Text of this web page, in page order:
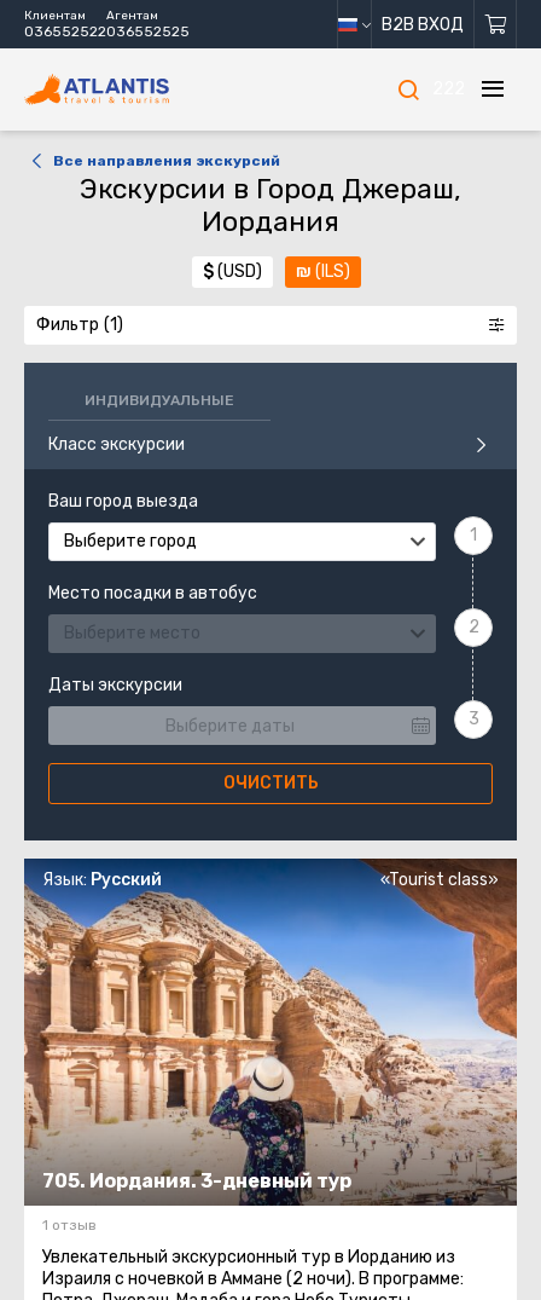
Клиентам
036552522
Агентам
036552525 B2B ВХОД
Все направления экскурсий
Экскурсии в Город Джераш,
Иордания
$(USD) ₪ (ILS)
Фильтр
ИНДИВИДУАЛЬНЫЕ
Класс экскурсии
Ваш город выезда
Выберите город
Место посадки в автобус
Выберите место
Даты экскурсии
ОЧИСТИТЬ
705. Иордания. 3-дневный тур
Язык: Русский «Tourist class»
1 отзыв
Увлекательный экскурсионный тур в Иорданию из
Израиля с ночевкой в Аммане (2 ночи). В программе: